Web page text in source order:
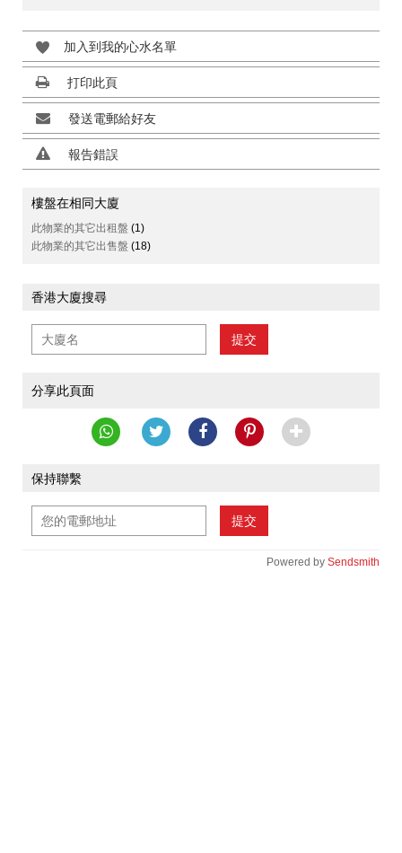
加入到我的心水名單
打印此頁
發送電郵給好友
報告錯誤
樓盤在相同大廈
此物業的其它出租盤 (1)
此物業的其它出售盤 (18)
香港大廈搜尋
提交
分享此頁面
保持聯繫
提交
Powered by Sendsmith